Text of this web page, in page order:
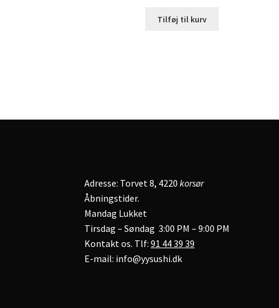
Tilføj til kurv
Adresse: Torvet 8, 4220korsør
Åbningstider.
Mandag Lukket
Tirsdag – Søndag 3:00 PM – 9:00 PM
Kontakt os. Tlf:91 44 39 39
E-mail: info@yysushi.dk